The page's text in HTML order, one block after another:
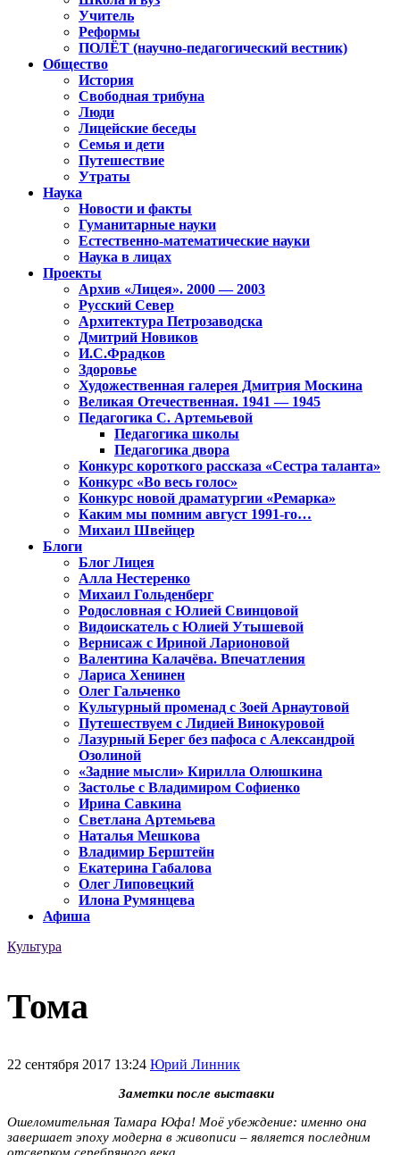
Учитель
Реформы
ПОЛЁТ (научно-педагогический вестник)
Общество
История
Свободная трибуна
Люди
Лицейские беседы
Семья и дети
Путешествие
Утраты
Наука
Новости и факты
Гуманитарные науки
Естественно-математические науки
Наука в лицах
Проекты
Архив «Лицея». 2000 — 2003
Русский Север
Архитектура Петрозаводска
Дмитрий Новиков
И.С.Фрадков
Здоровье
Художественная галерея Дмитрия Москина
Великая Отечественная. 1941 — 1945
Педагогика С. Артемьевой
Педагогика школы
Педагогика двора
Конкурс короткого рассказа «Сестра таланта»
Конкурс «Во весь голос»
Конкурс новой драматургии «Ремарка»
Каким мы помним август 1991-го…
Михаил Швейцер
Блоги
Блог Лицея
Алла Нестеренко
Михаил Гольденберг
Родословная с Юлией Свинцовой
Видоискатель с Юлией Утышевой
Вернисаж с Ириной Ларионовой
Валентина Калачёва. Впечатления
Лариса Хенинен
Олег Гальченко
Культурный променад с Зоей Арнаутовой
Путешествуем с Лидией Винокуровой
Лазурный Берег без пафоса с Александрой
Озолиной
«Задние мысли» Кирилла Олюшкина
Застолье с Владимиром Софиенко
Ирина Савкина
Светлана Артемьева
Наталья Мешкова
Владимир Берштейн
Екатерина Габалова
Олег Липовецкий
Илона Румянцева
Афиша
Культура
Тома
22 сентября 2017 13:24 Юрий Линник
Заметки после выставки
Ошеломительная Тамара Юфа! Моё убеждение: именно она
завершает эпоху модерна в живописи – является последним